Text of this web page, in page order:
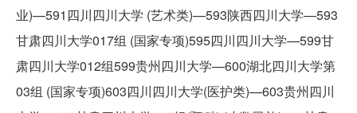
业)—591四川四川大学 (艺术类)—593陕西四川大学—593
甘肃四川大学017组 (国家专项)595四川四川大学—599甘
肃四川大学012组599贵州四川大学—600湖北四川大学第
03组 (国家专项)603四川四川大学(医护类)—603贵州四川